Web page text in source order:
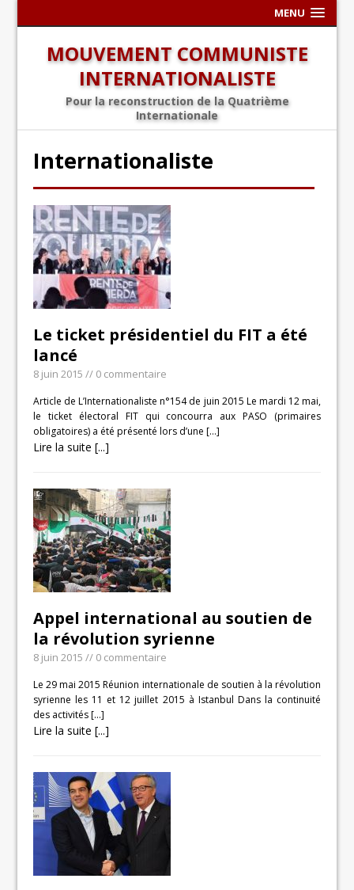
MENU
MOUVEMENT COMMUNISTE
INTERNATIONALISTE
Pour la reconstruction de la Quatrième
Internationale
Internationaliste
Le ticket présidentiel du FIT a été
lancé
8 juin 2015 // 0 commentaire
Article de L’Internationaliste n°154 de juin 2015 Le mardi 12 mai,
le ticket électoral FIT qui concourra aux PASO (primaires
obligatoires) a été présenté lors d’une[…]
Lire la suite [...]
Appel international au soutien de
la révolution syrienne
8 juin 2015 // 0 commentaire
Le 29 mai 2015 Réunion internationale de soutien à la révolution
syrienne les 11 et 12 juillet 2015 à Istanbul Dans la continuité
des activités[…]
Lire la suite [...]